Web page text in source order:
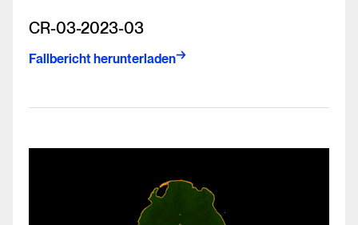
CR-03-2023-03
Fallbericht herunterladen